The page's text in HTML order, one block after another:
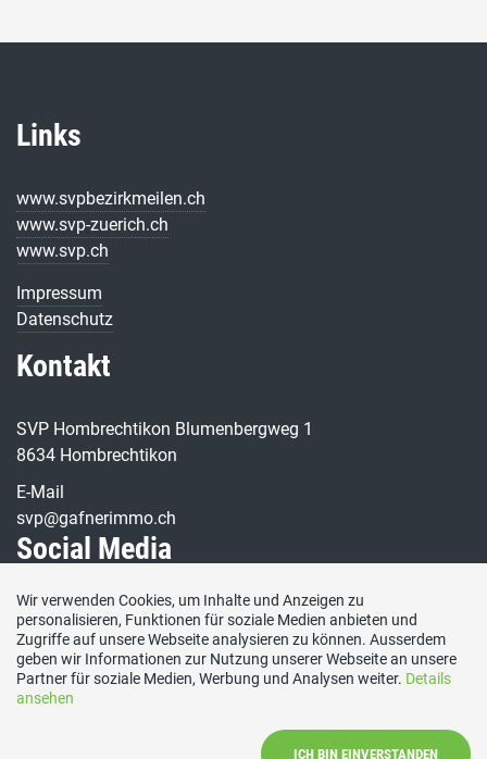
Links
www.svpbezirkmeilen.ch
www.svp-zuerich.ch
www.svp.ch
Impressum
Datenschutz
Kontakt
SVP Hombrechtikon Blumenbergweg 1
8634 Hombrechtikon
E-Mail
svp@gafnerimmo.ch
Social Media
Besuchen Sie uns bei:
Wir verwenden Cookies, um Inhalte und Anzeigen zu
personalisieren, Funktionen für soziale Medien anbieten und
Zugriffe auf unsere Webseite analysieren zu können. Ausserdem
geben wir Informationen zur Nutzung unserer Webseite an unsere
Partner für soziale Medien, Werbung und Analysen weiter. Details
ansehen
ICH BIN EINVERSTANDEN